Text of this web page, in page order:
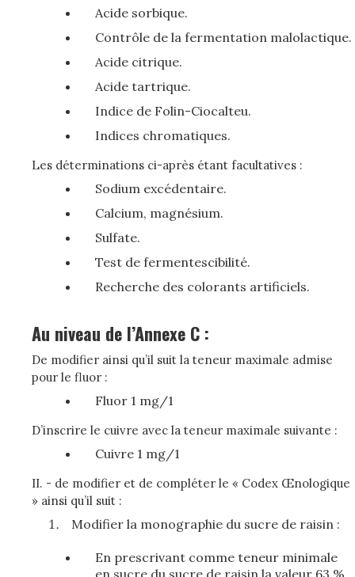
Acide sorbique.
Contrôle de la fermentation malolactique.
Acide citrique.
Acide tartrique.
Indice de Folin-Ciocalteu.
Indices chromatiques.
Les déterminations ci-après étant facultatives :
Sodium excédentaire.
Calcium, magnésium.
Sulfate.
Test de fermentescibilité.
Recherche des colorants artificiels.
Au niveau de l’Annexe C :
De modifier ainsi qu’il suit la teneur maximale admise
pour le fluor :
Fluor 1 mg/1
D’inscrire le cuivre avec la teneur maximale suivante :
Cuivre 1 mg/1
II. - de modifier et de compléter le « Codex Œnologique
» ainsi qu’il suit :
Modifier la monographie du sucre de raisin :
En prescrivant comme teneur minimale
en sucre du sucre de raisin la valeur 63 %